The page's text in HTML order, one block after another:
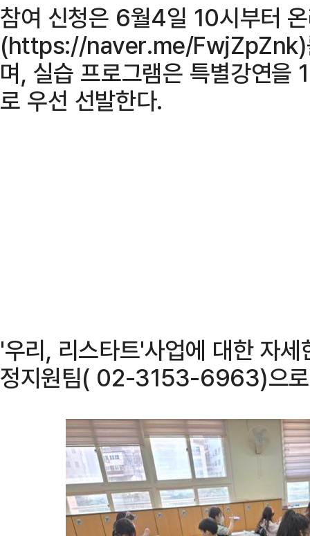
참여 신청은 6월4일 10시부터
(https://naver.me/FwjZpZnk)
며, 실습 프로그램은 특별강연을
로 우선 선발한다.
'우리, 리스타트'사업에 대한 자
정지원팀( 02-3153-6963)으로